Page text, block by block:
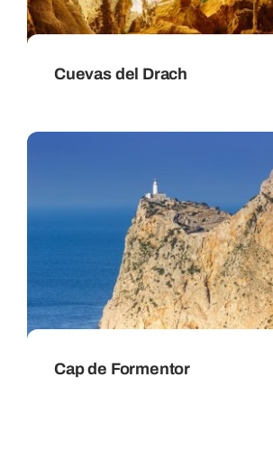
Cuevas del Drach
Cap de Formentor